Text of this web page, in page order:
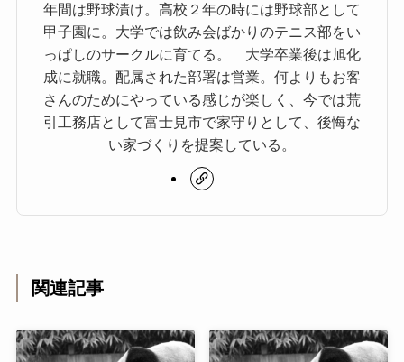
年間は野球漬け。高校２年の時には野球部として
甲子園に。大学では飲み会ばかりのテニス部をい
っぱしのサークルに育てる。 大学卒業後は旭化
成に就職。配属された部署は営業。何よりもお客
さんのためにやっている感じが楽しく、今では荒
引工務店として富士見市で家守りとして、後悔な
い家づくりを提案している。
関連記事